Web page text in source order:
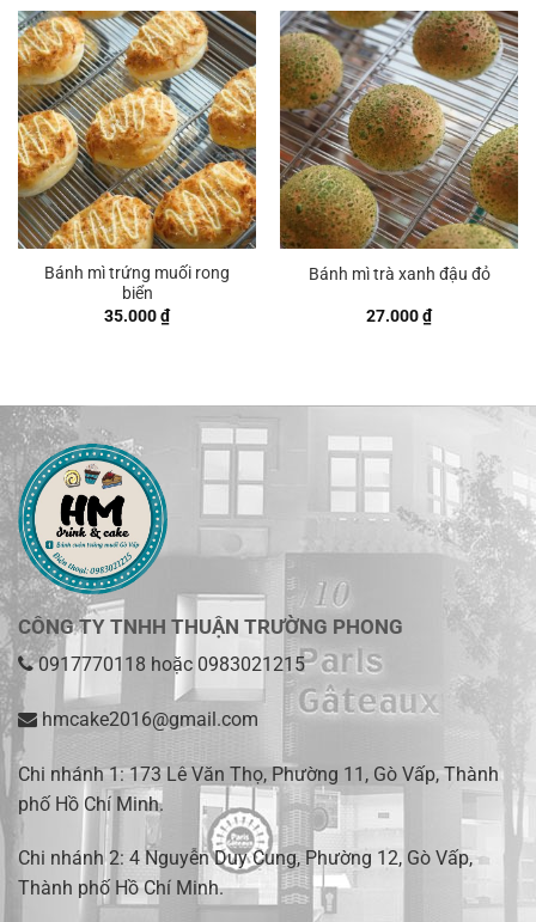
Bánh mì trứng muối rong
biển
35.000₫
Bánh mì trà xanh đậu đỏ
27.000₫
CÔNG TY TNHH THUẬN TRƯỜNG PHONG
0917770118 hoặc 0983021215
hmcake2016@gmail.com
Chi nhánh 1:173 Lê Văn Thọ, Phường 11, Gò Vấp, Thành
phố Hồ Chí Minh.
Chi nhánh 2: 4 Nguyễn Duy Cung, Phường 12, Gò Vấp,
Thành phố Hồ Chí Minh.